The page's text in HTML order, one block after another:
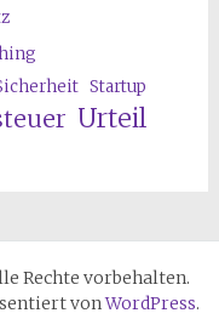
Startup
Urteil
Rechte vorbehalten.
vonWordPress.